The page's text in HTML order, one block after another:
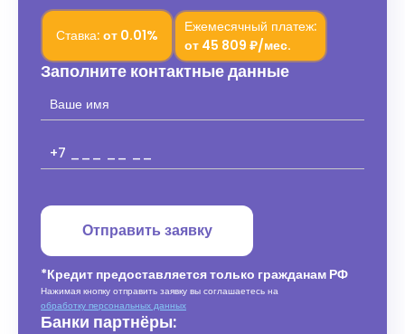
Ставка: от 0.01%
Ежемесячный платеж:
от 45 809 ₽/мес.
Заполните контактные данные
Отправить заявку
*Кредит предоставляется только гражданам РФ
Нажимая кнопку отправить заявку вы соглашаетесь на
обработку персональных данных
Банки партнёры: